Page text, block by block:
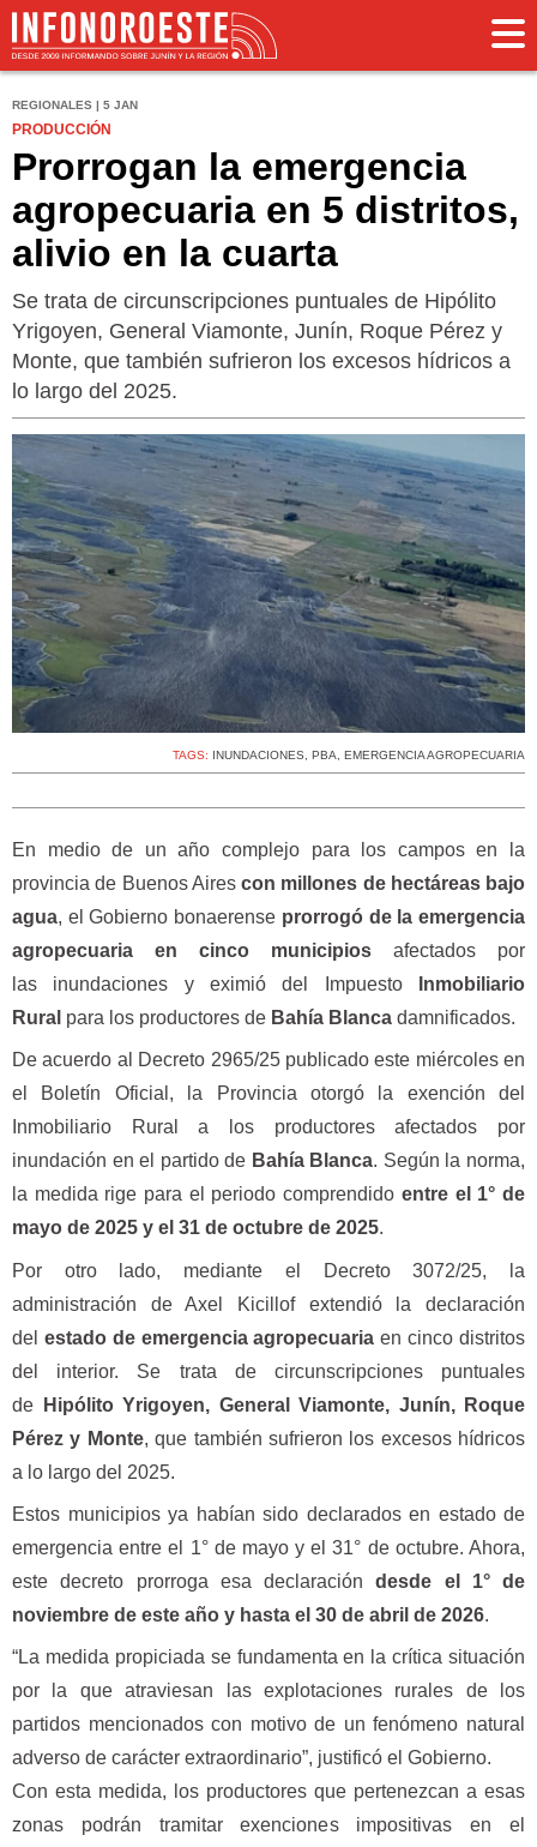
REGIONALES | 5 JAN
PRODUCCIÓN
Prorrogan la emergencia
agropecuaria en 5 distritos,
alivio en la cuarta
Se trata de circunscripciones puntuales de Hipólito
Yrigoyen, General Viamonte, Junín, Roque Pérez y
Monte, que también sufrieron los excesos hídricos a
lo largo del 2025.
TAGS: INUNDACIONES, PBA, EMERGENCIA AGROPECUARIA
En medio de un año complejo para los campos en la
provincia de Buenos Aires con millones de hectáreas bajo
agua, el Gobierno bonaerense prorrogó de la emergencia
agropecuaria en cinco municipios afectados por
las inundaciones y eximió del Impuesto
Inmobiliario
Rural para los productores de Bahía Blanca damnificados.
De acuerdo al Decreto 2965/25 publicado este miércoles en
el Boletín Oficial, la Provincia otorgó la exención del
Inmobiliario Rural a los productores afectados por
inundación en el partido de Bahía Blanca. Según la norma,
la medida rige para el periodo comprendido entre el 1° de
mayo de 2025 y el 31 de octubre de 2025.
Por otro lado, mediante el Decreto 3072/25, la
administración de Axel Kicillof extendió la declaración
del estado de emergencia agropecuaria en cinco distritos
del interior. Se trata de circunscripciones puntuales
de
Hipólito Yrigoyen, General Viamonte, Junín, Roque
Pérez y Monte, que también sufrieron los excesos hídricos
a lo largo del 2025.
Estos municipios ya habían sido declarados en estado de
emergencia entre el 1° de mayo y el 31° de octubre. Ahora,
este decreto prorroga esa declaracióndesde el 1° de
noviembre de este año y hasta el 30 de abril de 2026.
“La medida propiciada se fundamenta en la crítica situación
por la que atraviesan las explotaciones rurales de los
partidos mencionados con motivo de un fenómeno natural
adverso de carácter extraordinario”, justificó el Gobierno.
Con esta medida, los productores que pertenezcan a esas
zonas podrán tramitar exenciones impositivas en el